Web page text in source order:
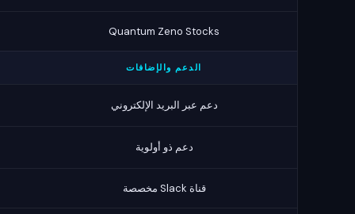
Quantum Zeno Stocks
الدعم والإضافات
دعم عبر البريد الإلكتروني
دعم ذو أولوية
قناة Slack مخصصة